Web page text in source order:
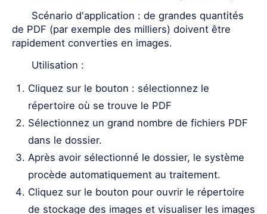
Scénario d'application : de grandes quantités
de PDF (par exemple des milliers) doivent être
rapidement converties en images.
Utilisation :
Cliquez sur le bouton : sélectionnez le
répertoire où se trouve le PDF
Sélectionnez un grand nombre de fichiers PDF
dans le dossier.
Après avoir sélectionné le dossier, le système
procède automatiquement au traitement.
Cliquez sur le bouton pour ouvrir le répertoire
de stockage des images et visualiser les images